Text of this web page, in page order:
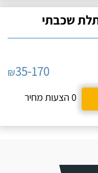
שכבתי
₪35-170
0 הצעות מחיר